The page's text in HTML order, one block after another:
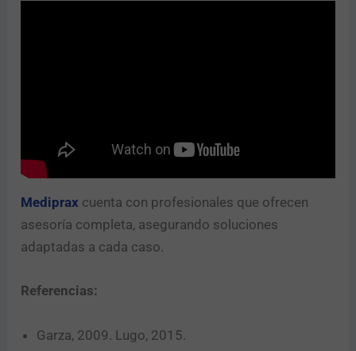
Mediprax cuenta con profesionales que ofrecen
asesoría completa, asegurando soluciones
adaptadas a cada caso.
Referencias:
Garza, 2009. Lugo, 2015.